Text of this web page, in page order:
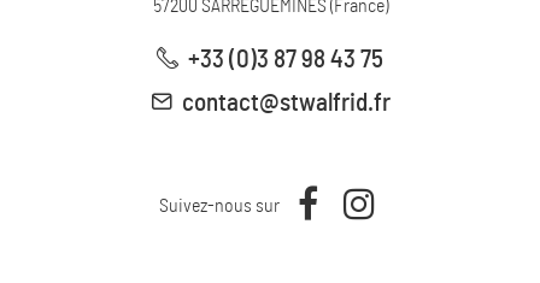
57200 SARREGUEMINES (France)
+33 (0)3 87 98 43 75
contact@stwalfrid.fr
Suivez-nous sur